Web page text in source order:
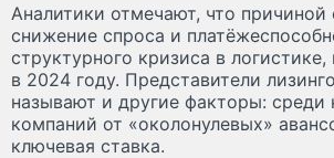
Аналитики отмечают, что причиной
снижение спроса и
структурного кризиса в
в 2024 году. Представители
называют и другие факторы: среди
компаний от «околонулевых»
ключевая ставка.